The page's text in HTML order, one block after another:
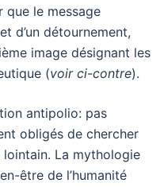
que le message
d’un détournement,
image désignant les
(voir ci-contre).
antipolio: pas
obligés de chercher
lointain. La mythologie
être de l’humanité